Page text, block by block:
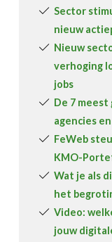
Sector
nieuw
Nieuw
verhoging
jobs
De 7
agencies
FeWeb
KMO-
Wat je als
het
Video:
jouw